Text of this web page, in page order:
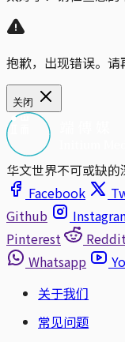
抱歉，出现错误。请
关闭
华文世界不可或缺
Facebook
Github
Pinterest
Reddit
Whatsapp
关于我们
常见问题